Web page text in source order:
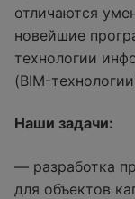
отличаются
новейшие
технологии
(BIM-
Наши задачи:
— разработка
для объектов